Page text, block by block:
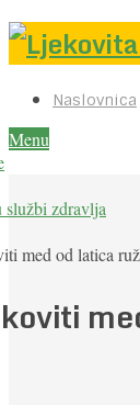
Naslovnica
Menu
zdravlja
med od latica